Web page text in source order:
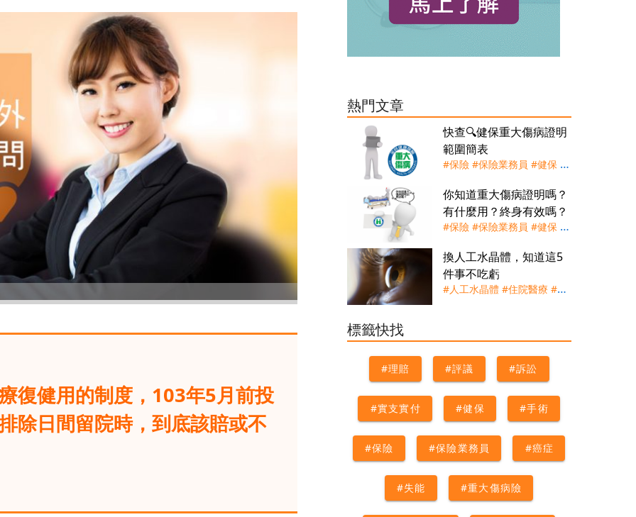
復健用的制度，103年5月前投
除日間留院時，到底該賠或不
熱門文章
快查🔍健保重大傷病證明
範圍簡表
#保險 #保險業務員 #健保 #
你知道重大傷病證明嗎？
有什麼用？終身有效嗎？
#保險 #保險業務員 #健保 #
中風#自體免疫疾病#重大傷
病#重大傷病卡
換人工水晶體，知道這5
件事不吃虧
#人工水晶體 #住院醫療 #健
標籤快找
#理賠 #評議 #訴訟
#實支實付 #健保 #手術
#保險 #保險業務員 #癌症
#失能 #重大傷病險